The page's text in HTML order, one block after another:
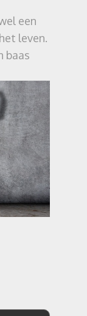
een
leven.
baas